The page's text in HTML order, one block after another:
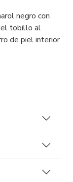
negro con
tobillo al
de piel interior